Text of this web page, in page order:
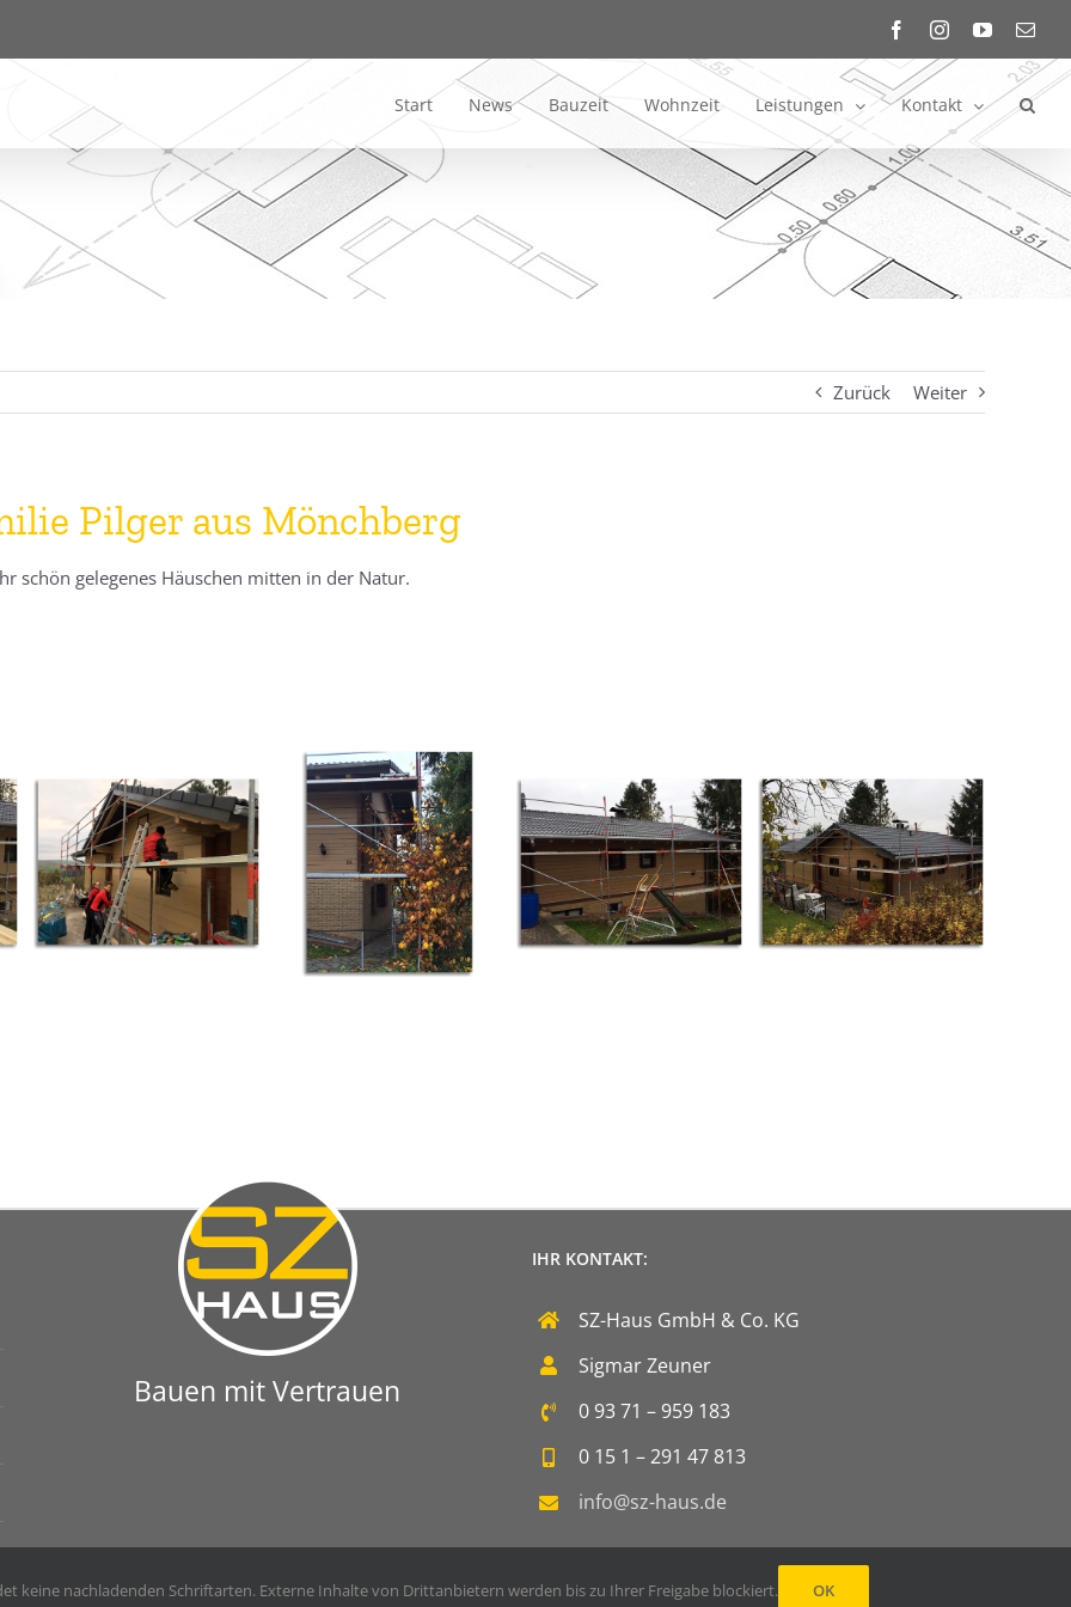
FacebookInstagramYouTube
E-
Start News Bauzeit Wohnzeit Leistungen Kontakt
Zurück Weiter
Pilger aus Mönchberg
schön gelegenes Häuschen mitten in der Natur.
Bauen mit Vertrauen
IHR KONTAKT:
SZ-Haus GmbH & Co. KG
Sigmar Zeuner
0 93 71 – 959 183
0 15 1 – 291 47 813
info@sz-haus.de
keine nachladenden Schriftarten. Externe Inhalte von Drittanbietern werden bis zu Ihrer Freigabe blockiert. OK